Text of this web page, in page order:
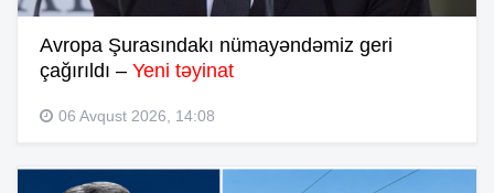
Avropa Şurasındakı nümayəndəmiz geri
çağırıldı – Yeni təyinat
06 Avqust 2026, 14:08